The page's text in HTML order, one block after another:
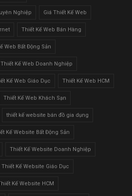
Nghiệp Giá Thiết Kế Web
Thiết Kế Web Bán Hàng
Web Bất Động Sản
Thiết Kế Web Doanh Nghiệp
Kế Web Giáo Dục Thiết Kế Web HCM
Thiết Kế Web Khách Sạn
thiết kế website bán đồ gia dụng
Kế Website Bất Động Sản
Thiết Kế Website Doanh Nghiệp
Thiết Kế Website Giáo Dục
Kế Website HCM